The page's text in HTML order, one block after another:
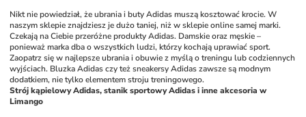
Nikt nie powiedział, że ubrania i buty Adidas muszą kosztować krocie. W
naszym sklepie znajdziesz je dużo taniej, niż w sklepie online samej marki.
Czekają na Ciebie przeróżne produkty Adidas. Damskie oraz męskie –
ponieważ marka dba o wszystkich ludzi, którzy kochają uprawiać sport.
Zaopatrz się w najlepsze ubrania i obuwie z myślą o treningu lub codziennych
wyjściach. Bluzka Adidas czy też sneakersy Adidas zawsze są modnym
dodatkiem, nie tylko elementem stroju treningowego.
Strój kąpielowy Adidas, stanik sportowy Adidas i inne akcesoria w
Limango